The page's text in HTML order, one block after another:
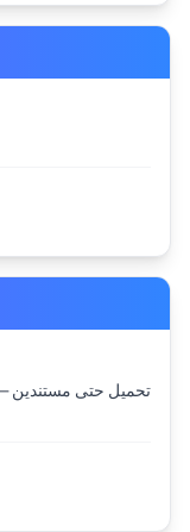
تحميل حتى مستندين